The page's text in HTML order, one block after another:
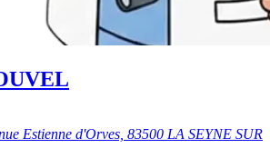
Estienne d'Orves, 83500 LA SEYNE SUR